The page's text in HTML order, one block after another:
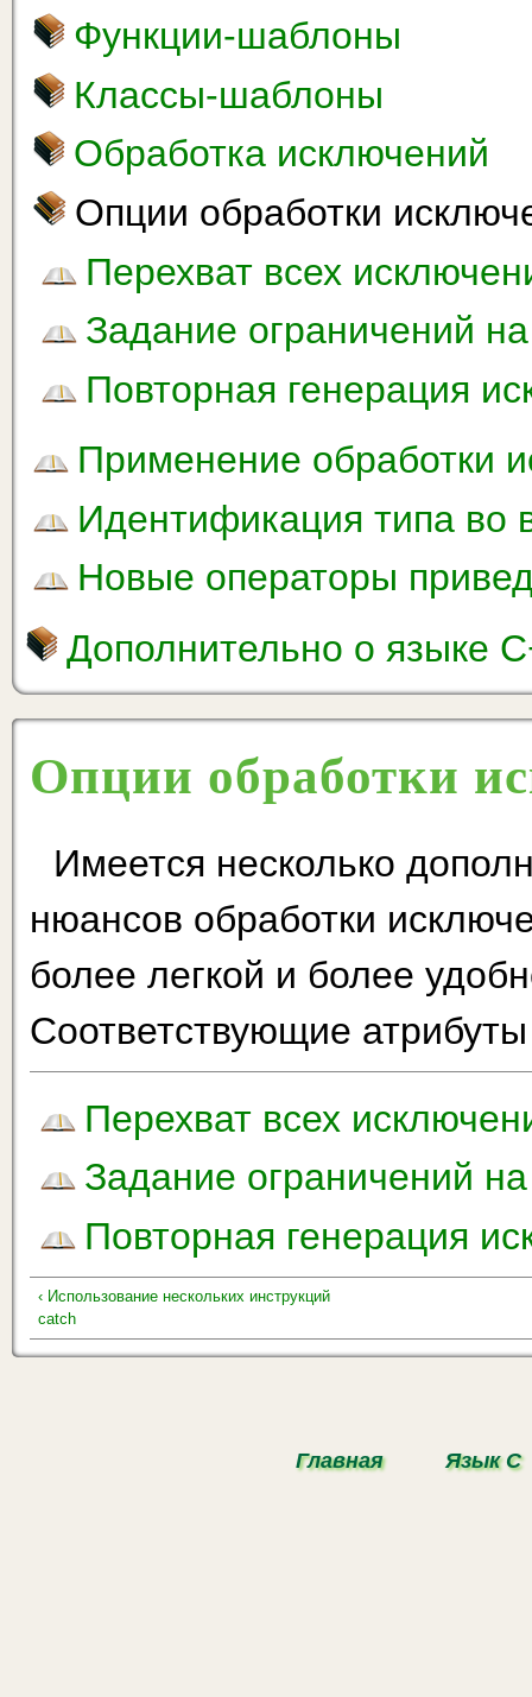
Функции-шаблоны
Классы-шаблоны
Обработка исключений
Опции обработки
Перехват всех
Задание ограничений
Повторная генерация
Применение обработки
Идентификация типа во
Новые операторы
Дополнительно о языке
Опции обработки
Имеется несколько
нюансов обработки
более легкой и более
Соответствующие
Перехват всех
Задание ограничений
Повторная генерация
‹ Использование нескольких инструкций
catch
Главная Язык С